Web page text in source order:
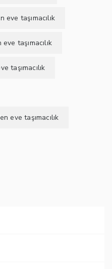
taşımacılık
taşımacılık
taşımacılık
eve taşımacılık